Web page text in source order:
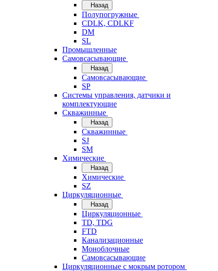
Назад
Полупогружные
CDLK, CDLKF
DM
SL
Промышленные
Самовсасывающие
Назад
Самовсасывающие
SP
Системы управления, датчики и
комплектующие
Скважинные
Назад
Скважинные
SJ
SM
Химические
Назад
Химические
SZ
Циркуляционные
Назад
Циркуляционные
TD, TDG
FTD
Канализационные
Моноблочные
Самовсасывающие
Циркуляционные с мокрым ротором